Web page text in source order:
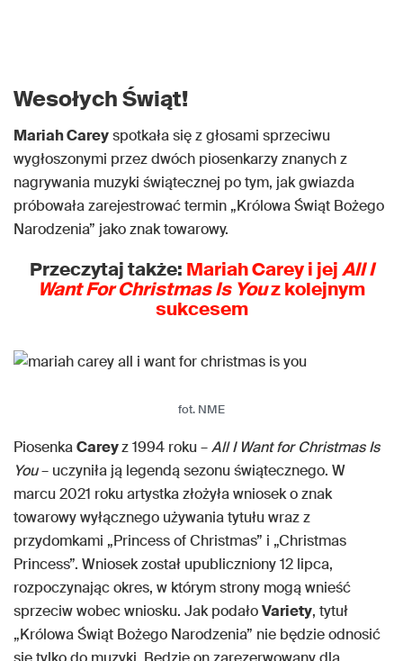
Wesołych Świąt!
Mariah Careyspotkała się z głosami sprzeciwu
wygłoszonymi przez dwóch piosenkarzy znanych z
nagrywania muzyki świątecznej po tym, jak gwiazda
próbowała zarejestrować termin „Królowa Świąt Bożego
Narodzenia” jako znak towarowy.
Przeczytaj także: Mariah Carey i jejAll I
Want For Christmas Is Youz kolejnym
sukcesem
fot. NME
PiosenkaCareyz 1994 roku –All I Want for Christmas Is
You– uczyniła ją legendą sezonu świątecznego. W
marcu 2021 roku artystka złożyła wniosek o znak
towarowy wyłącznego używania tytułu wraz z
przydomkami „Princess of Christmas” i „Christmas
Princess”. Wniosek został upubliczniony 12 lipca,
rozpoczynając okres, w którym strony mogą wnieść
sprzeciw wobec wniosku. Jak podałoVariety, tytuł
„Królowa Świąt Bożego Narodzenia” nie będzie odnosić